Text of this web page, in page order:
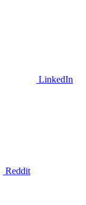
LinkedIn
Reddit